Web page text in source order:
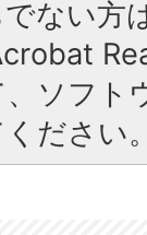
ない方
、ソフト
ださい。